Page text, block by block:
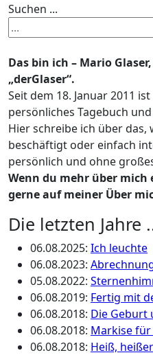
Suchen ...
Das bin ich – Mario
„derGlaser“.
Seit dem 18. Januar 2011
persönliches Tagebuch
Hier schreibe ich über das,
beschäftigt oder einfach
persönlich und ohne
Wenn du mehr über
gerne auf meiner Über
Die letzten Jahre
06.08.2025: Ich leuchte
06.08.2023:
05.08.2022:
06.08.2019: Fertig mit
06.08.2018: Die Geburt
06.08.2018: Markise
06.08.2018: Heiß,